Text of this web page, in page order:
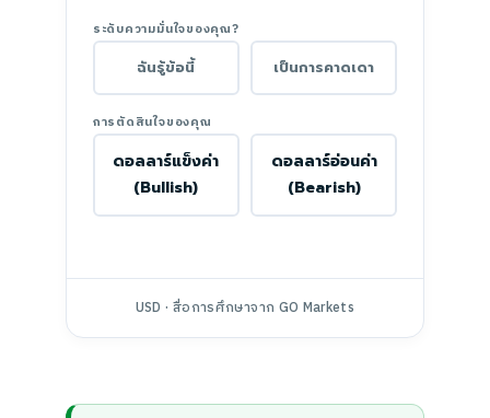
ระดับความมั่นใจของคุณ?
ฉันรู้ข้อนี้ เป็นการคาดเดา
การตัดสินใจของคุณ
ดอลลาร์แข็งค่า
(Bullish)
ดอลลาร์อ่อนค่า
(Bearish)
USD · สื่อการศึกษาจาก GO Markets